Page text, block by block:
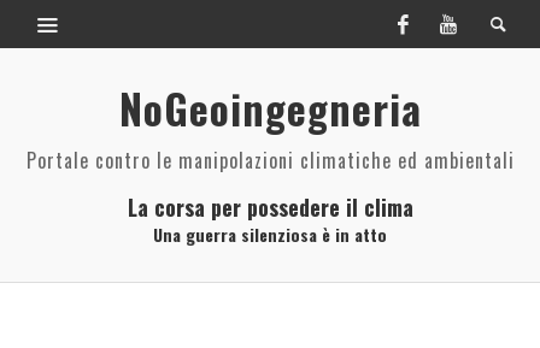
NoGeoingegneria
Portale contro le manipolazioni climatiche ed ambientali
La corsa per possedere il clima
Una guerra silenziosa è in atto